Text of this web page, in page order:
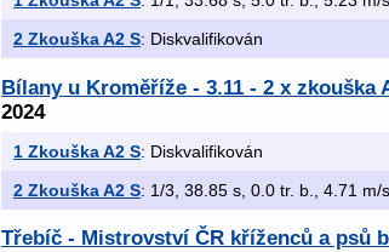
2 Zkouška A2 S: Diskvalifikován
Bílany u Kroměříže - 3.11 - 2 x
2024
1 Zkouška A2 S: Diskvalifikován
2 Zkouška A2 S: 1/3, 38.85 s, 0.0 tr. b., 4.71 m/s
Třebíč - Mistrovství ČR kříženců a psů